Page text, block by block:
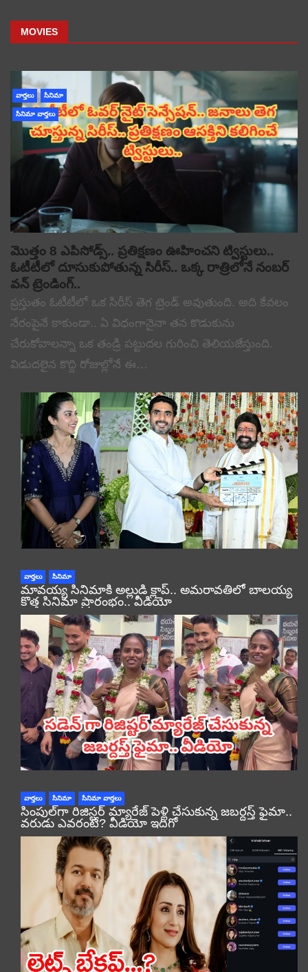
MOVIES
వార్తలు సినిమా
సినిమా వార్తలు
మొత్తం 8 ఎపిసోడ్స్.. ప్రతిక్షణం ఊహించని ట్విస్టులు..
ఓటీటీలో దూసుకుపోతున్న సిరీస్.. ఒక్క రాత్రిలోనే నంబర్
వన్ ట్రెండింగ్..
ప్రస్తుతం ఓటీటీలో ఒక సిరీస్ తెగ ట్రెండ్ అవుతుంది. అది కేవలం
నేరంపైనే కాకుండా.. ఏ విధంగానైనా తన కొడుకును
చేరుకోవాలన్నా ఒక తండ్రి పట్టుదల గురించి తెలియజేస్తుంది.
విడుదలైన కొద్ది రోజుల్లోనే ఈ…
వార్తలు సినిమా
మావయ్య సినిమాకి అల్లుడి క్లాప్.. అమరావతిలో బాలయ్య
కొత్త సినిమా ప్రారంభం.. వీడియో
వార్తలు సినిమా సినిమా వార్తలు
సింపుల్‌గా రిజిస్టర్‌ మ్యారేజ్ పెళ్లి చేసుకున్న జబర్దస్త్ ఫైమా..
వరుడు ఎవరంటే? వీడియో ఇదిగో